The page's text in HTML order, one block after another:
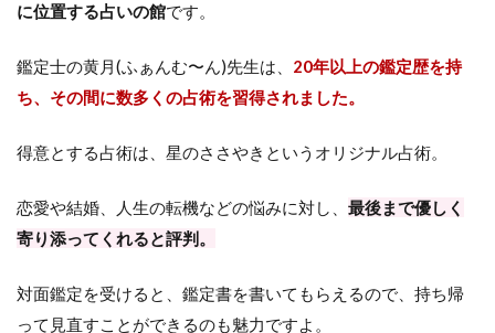
に位置する占いの館です。
鑑定士の黄月(ふぁんむ〜ん)先生は、 20年以上の鑑定歴を持
ち、その間に数多くの占術を習得されました。
得意とする占術は、星のささやきというオリジナル占術。
恋愛や結婚、人生の転機などの悩みに対し、 最後まで優しく
寄り添ってくれると評判。
対面鑑定を受けると、鑑定書を書いてもらえるので、持ち帰
って見直すことができるのも魅力ですよ。